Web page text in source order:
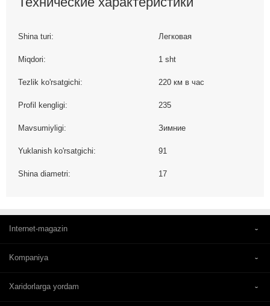
Shina turi: Легковая
Miqdori: 1 sht
Tezlik ko'rsatgichi: 220 км в час
Profil kengligi: 235
Mavsumiyligi: Зимние
Yuklanish ko'rsatgichi: 91
Shina diametri: 17
Internet-magazin
Kompaniya
Xaridorlarga yordam